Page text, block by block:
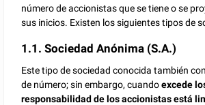
número de accionistas que se tiene o se
sus inicios. Existen los siguientes tipos de
1.1. Sociedad Anónima (S.A.)
Este tipo de sociedad conocida también
de número; sin embargo, cuandoexcede
responsabilidad de los accionistas está